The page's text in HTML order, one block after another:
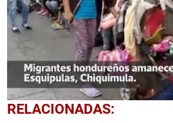
0
seconds
RELACIONADAS: